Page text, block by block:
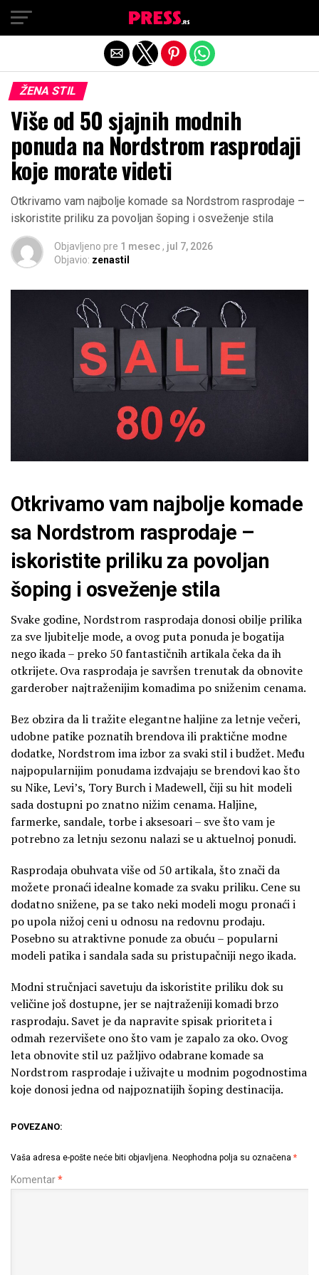
ŽENA STIL
Više od 50 sjajnih modnih
ponuda na Nordstrom rasprodaji
koje morate videti
Otkrivamo vam najbolje komade sa Nordstrom rasprodaje –
iskoristite priliku za povoljan šoping i osveženje stila
Objavljeno pre 1 mesec , jul 7, 2026
Objavio: zenastil
Otkrivamo vam najbolje komade
sa Nordstrom rasprodaje –
iskoristite priliku za povoljan
šoping i osveženje stila
Svake godine, Nordstrom rasprodaja donosi obilje prilika
za sve ljubitelje mode, a ovog puta ponuda je bogatija
nego ikada – preko 50 fantastičnih artikala čeka da ih
otkrijete. Ova rasprodaja je savršen trenutak da obnovite
garderober najtraženijim komadima po sniženim cenama.
Bez obzira da li tražite elegantne haljine za letnje večeri,
udobne patike poznatih brendova ili praktične modne
dodatke, Nordstrom ima izbor za svaki stil i budžet. Među
najpopularnijim ponudama izdvajaju se brendovi kao što
su Nike, Levi’s, Tory Burch i Madewell, čiji su hit modeli
sada dostupni po znatno nižim cenama. Haljine,
farmerke, sandale, torbe i aksesoari – sve što vam je
potrebno za letnju sezonu nalazi se u aktuelnoj ponudi.
Rasprodaja obuhvata više od 50 artikala, što znači da
možete pronaći idealne komade za svaku priliku. Cene su
dodatno snižene, pa se tako neki modeli mogu pronaći i
po upola nižoj ceni u odnosu na redovnu prodaju.
Posebno su atraktivne ponude za obuću – popularni
modeli patika i sandala sada su pristupačniji nego ikada.
Modni stručnjaci savetuju da iskoristite priliku dok su
veličine još dostupne, jer se najtraženiji komadi brzo
rasprodaju. Savet je da napravite spisak prioriteta i
odmah rezervišete ono što vam je zapalo za oko. Ovog
leta obnovite stil uz pažljivo odabrane komade sa
Nordstrom rasprodaje i uživajte u modnim pogodnostima
koje donosi jedna od najpoznatijih šoping destinacija.
POVEZANO:
Vaša adresa e-pošte neće biti objavljena. Neophodna polja su označena *
Komentar*
Exit mobile version